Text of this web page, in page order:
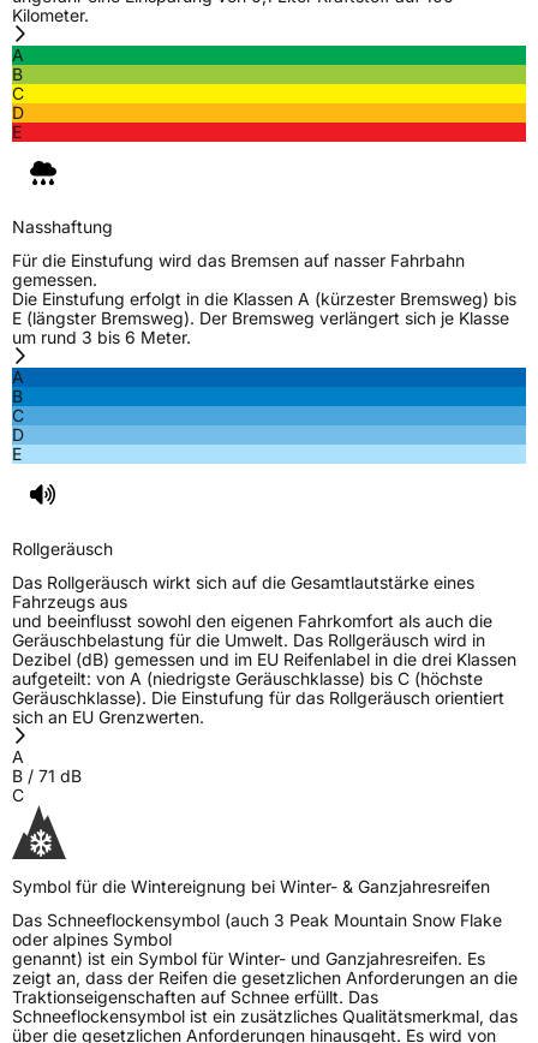
EU Label
EffizienzB
NasshaftungE
Rollgeräusch (Klasse)
Fahrzeugklasse
3PMSF / Schneeflockensymbol / Alpine-Symbol
Allgemeine Produktsicherheit (GPSR)
Herstellerkontakt
Kilometer.
A
B
C
D
E
Nasshaftung
Für die Einstufung wird das Bremsen auf nasser Fahrbahn
gemessen.
Die Einstufung erfolgt in die Klassen A (kürzester Bremsweg) bis
E (längster Bremsweg). Der Bremsweg verlängert sich je Klasse
um rund 3 bis 6 Meter.
A
B
C
D
E
Rollgeräusch
Das Rollgeräusch wirkt sich auf die Gesamtlautstärke eines
Fahrzeugs aus
und beeinflusst sowohl den eigenen Fahrkomfort als auch die
Geräuschbelastung für die Umwelt. Das Rollgeräusch wird in
Dezibel (dB) gemessen und im EU Reifenlabel in die drei Klassen
aufgeteilt: von A (niedrigste Geräuschklasse) bis C (höchste
Geräuschklasse). Die Einstufung für das Rollgeräusch orientiert
sich an EU Grenzwerten.
A
B / 71 dB
C
Symbol für die Wintereignung bei Winter- & Ganzjahresreifen
Das Schneeflockensymbol (auch 3 Peak Mountain Snow Flake
oder alpines Symbol
genannt) ist ein Symbol für Winter- und Ganzjahresreifen. Es
zeigt an, dass der Reifen die gesetzlichen Anforderungen an die
Traktionseigenschaften auf Schnee erfüllt. Das
Schneeflockensymbol ist ein zusätzliches Qualitätsmerkmal, das
über die gesetzlichen Anforderungen hinausgeht. Es wird von